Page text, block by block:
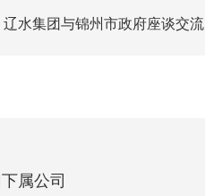
辽水集团与锦州市政府座谈交流
属公司